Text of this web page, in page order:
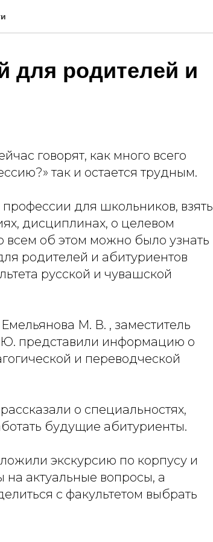
для родителей и
говорят, как много всего
так и остается трудным.
для школьников, взять
дисциплинах, о целевом
всем об этом можно было узнать
родителей и абитуриентов
русской и чувашской
М. В. , заместитель
представили информацию о
и переводческой
о специальностях,
будущие абитуриенты.
экскурсию по корпусу и
актуальные вопросы, а
с факультетом выбрать